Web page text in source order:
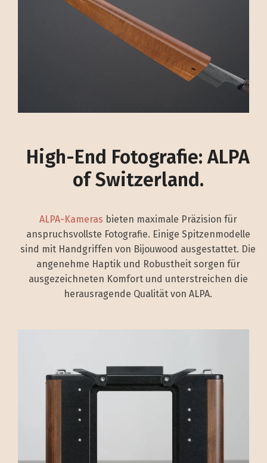
High-End Fotografie: ALPA
of Switzerland.
ALPA-Kameras bieten maximale Präzision für
anspruchsvollste Fotografie. Einige Spitzenmodelle
sind mit Handgriffen von Bijouwood ausgestattet. Die
angenehme Haptik und Robustheit sorgen für
ausgezeichneten Komfort und unterstreichen die
herausragende Qualität von ALPA.